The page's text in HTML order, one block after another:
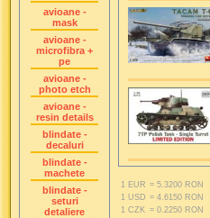
avioane -
mask
avioane -
microfibra +
pe
avioane -
photo etch
avioane -
resin details
blindate -
decaluri
blindate -
machete
blindate -
seturi
detaliere
1 EUR = 5.3200 RON
1 USD = 4.6150 RON
1 CZK = 0.2250 RON